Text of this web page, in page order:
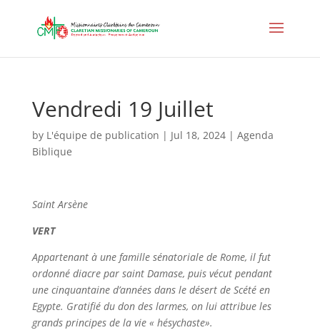
Vendredi 19 Juillet
by L'équipe de publication | Jul 18, 2024| Agenda
Biblique
SaintArsène
VERT
Appartenant à une famille sénatoriale de Rome, il fut
ordonné diacre par saint Damase, puis vécut pendant
une cinquantaine d’années dans le désert de Scété en
Egypte. Gratifié du don des larmes, on lui attribue les
grands principes de la vie « hésychaste».